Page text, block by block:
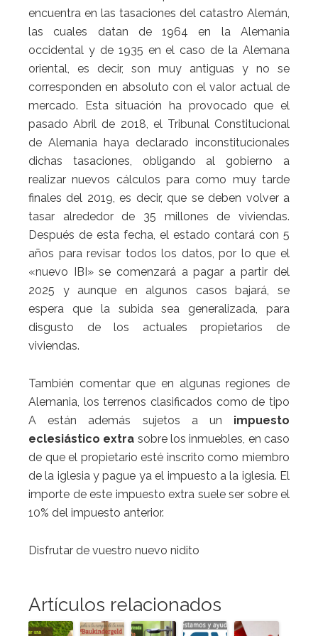
encuentra en las tasaciones del catastro Alemán,
las cuales datan de 1964 en la Alemania
occidental y de 1935 en el caso de la Alemana
oriental, es decir, son muy antiguas y no se
corresponden en absoluto con el valor actual de
mercado. Esta situación ha provocado que el
pasado Abril de 2018, el Tribunal Constitucional
de Alemania haya declarado inconstitucionales
dichas tasaciones, obligando al gobierno a
realizar nuevos cálculos para como muy tarde
finales del 2019, es decir, que se deben volver a
tasar alrededor de 35 millones de viviendas.
Después de esta fecha, el estado contará con 5
años para revisar todos los datos, por lo que el
«nuevo IBI» se comenzará a pagar a partir del
2025 y aunque en algunos casos bajará, se
espera que la subida sea generalizada, para
disgusto de los actuales propietarios de
viviendas.
También comentar que en algunas regiones de
Alemania, los terrenos clasificados como de tipo
A están además sujetos a un impuesto
eclesiástico extra sobre los inmuebles, en caso
de que el propietario esté inscrito como miembro
de la iglesia y pague ya el impuesto a la iglesia. El
importe de este impuesto extra suele ser sobre el
10% del impuesto anterior.
Disfrutar de vuestro nuevo nidito
Artículos relacionados